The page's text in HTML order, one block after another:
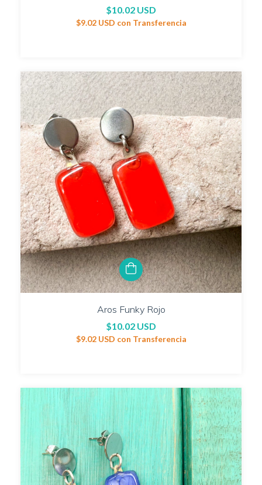
$10.02 USD
$9.02 USD con Transferencia
Aros Funky Rojo
$10.02 USD
$9.02 USD con Transferencia